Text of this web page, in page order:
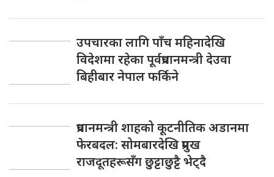
उपचारका लागि पाँच महिनादेखि
विदेशमा रहेका पूर्वप्रधानमन्त्री देउवा
बिहीबार नेपाल फर्किने
प्रधानमन्त्री शाहको कूटनीतिक अडानमा
फेरबदल: सोमबारदेखि प्रमुख
राजदूतहरूसँग छुट्टाछुट्टै भेट्दै